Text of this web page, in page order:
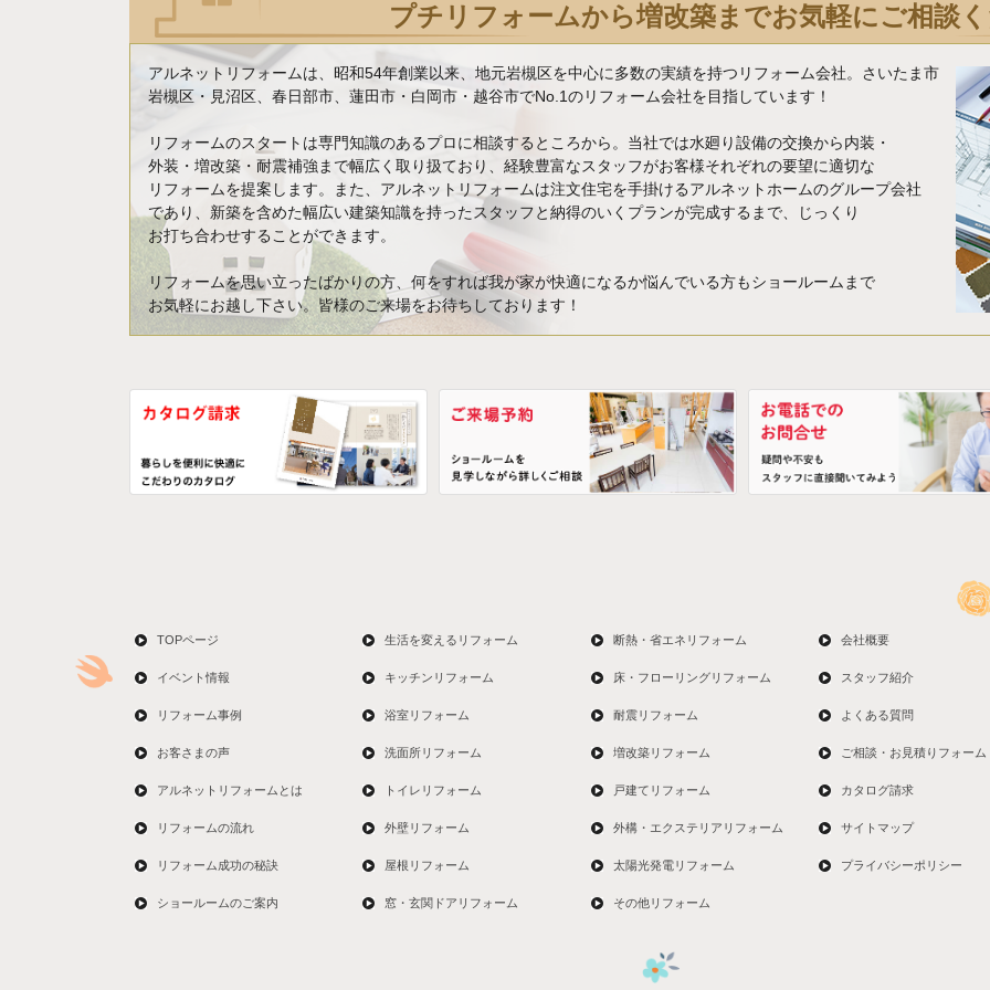
プチリフォームから増改築までお気軽にご相談
アルネットリフォームは、昭和54年創業以来、地元岩槻区を中心に多数の実績を持つリフォーム会社。さいたま市
岩槻区・見沼区、春日部市、蓮田市・白岡市・越谷市でNo.1のリフォーム会社を目指しています！
リフォームのスタートは専門知識のあるプロに相談するところから。当社では水廻り設備の交換から内装・
外装・増改築・耐震補強まで幅広く取り扱ており、経験豊富なスタッフがお客様それぞれの要望に適切な
リフォームを提案します。また、アルネットリフォームは注文住宅を手掛けるアルネットホームのグループ会社
であり、新築を含めた幅広い建築知識を持ったスタッフと納得のいくプランが完成するまで、じっくり
お打ち合わせすることができます。
リフォームを思い立ったばかりの方、何をすれば我が家が快適になるか悩んでいる方もショールームまで
お気軽にお越し下さい。皆様のご来場をお待ちしております！
TOPページ
イベント情報
リフォーム事例
お客さまの声
アルネットリフォームとは
リフォームの流れ
リフォーム成功の秘訣
ショールームのご案内
生活を変えるリフォーム
キッチンリフォーム
浴室リフォーム
洗面所リフォーム
トイレリフォーム
外壁リフォーム
屋根リフォーム
窓・玄関ドアリフォーム
断熱・省エネリフォーム
床・フローリングリフォーム
耐震リフォーム
増改築リフォーム
戸建てリフォーム
外構・エクステリアリフォーム
太陽光発電リフォーム
その他リフォーム
会社概要
スタッフ紹介
よくある質問
ご相談・お見積りフォーム
カタログ請求
サイトマップ
プライバシーポリシー